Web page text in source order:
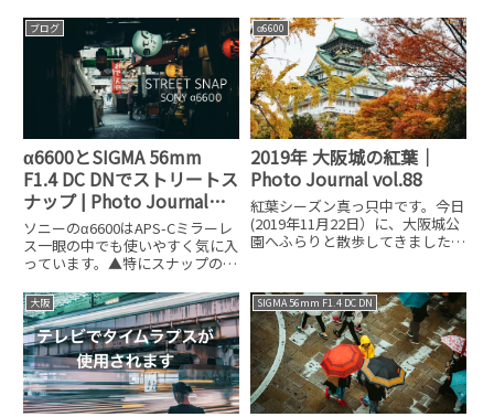
鶴見緑地は大阪市内と言っても梅
田とか難波からは少し離れてい
る。隣がもうすぐ門真市だ。中心
地から少し離れてい
は、前回と違い大阪城公園の桜も
徐々に開花しています。まあ、全
体的に見るとまだ1割にも満たな
い程度ですが、所々、桜の花びら
ブログ
α6600とSIGMA 56mm
F1.4 DC DNでストリートス
ナップ | Photo Journal
vol.159
ソニーのα6600はAPS-Cミラーレ
ス一眼の中でも使いやすく気に入
っています。▲特にスナップの時
F1.4 DC DN | Contemporaryで
す。56mmはフルサイズ換算で
84mm相当の画角を持
α6600
2019年 大阪城の紅葉｜
Photo Journal vol.88
紅葉シーズン真っ只中です。今日
(2019年11月22日）に、大阪城公
園へふらりと散歩してきました。
もう昼からはこんな感じの空模様
でした。現在の大阪城公園は見頃
と言えば見頃ですが、ぼ
大阪 SIGMA 56mm F1.4 DC DN